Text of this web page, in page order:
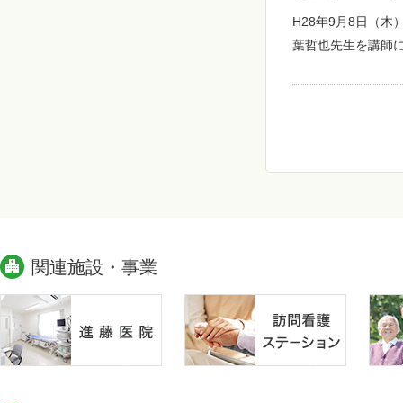
H28年9月8日（木
葉哲也先生を講師
関連施設・事業